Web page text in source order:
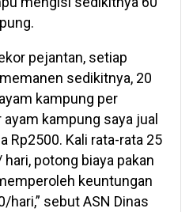
pejantan, setiap
sedikitnya, 20
kampung per
kampung saya jual
Rp2500. Kali rata-rata 25
potong biaya pakan
keuntungan
hari,” sebut ASN Dinas